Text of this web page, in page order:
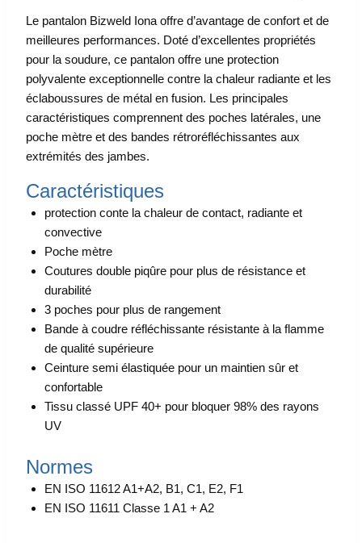
Le pantalon Bizweld Iona offre d’avantage de confort et de
meilleures performances. Doté d’excellentes propriétés
pour la soudure, ce pantalon offre une protection
polyvalente exceptionnelle contre la chaleur radiante et les
éclaboussures de métal en fusion. Les principales
caractéristiques comprennent des poches latérales, une
poche mètre et des bandes rétroréfléchissantes aux
extrémités des jambes.
Caractéristiques
protection conte la chaleur de contact, radiante et
convective
Poche mètre
Coutures double piqûre pour plus de résistance et
durabilité
3 poches pour plus de rangement
Bande à coudre réfléchissante résistante à la flamme
de qualité supérieure
Ceinture semi élastiquée pour un maintien sûr et
confortable
Tissu classé UPF 40+ pour bloquer 98% des rayons
UV
Normes
EN ISO 11612 A1+A2, B1, C1, E2, F1
EN ISO 11611 Classe 1 A1 + A2